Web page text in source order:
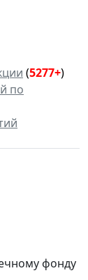
(5277+)
по
фонду